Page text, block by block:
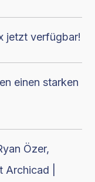
jetzt verfügbar!
einen starken
Özer,
|